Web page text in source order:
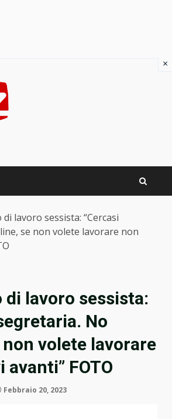
lavoro sessista: “Cercasi
se non volete lavorare non
lavoro sessista:
No
volete lavorare
FOTO
Febbraio 20, 2023
×